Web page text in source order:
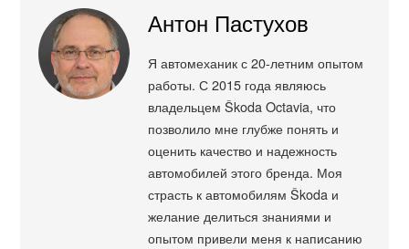
Антон Пастухов
Я автомеханик с 20-летним опытом
работы. С 2015 года являюсь
владельцем Škoda Octavia, что
позволило мне глубже понять и
оценить качество и надежность
автомобилей этого бренда. Моя
страсть к автомобилям Škoda и
желание делиться знаниями и
опытом привели меня к написанию